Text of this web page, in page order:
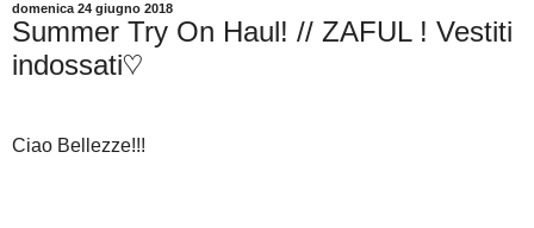
domenica 24 giugno 2018
Summer Try On Haul! // ZAFUL ! Vestiti
indossati♡
Ciao Bellezze!!!